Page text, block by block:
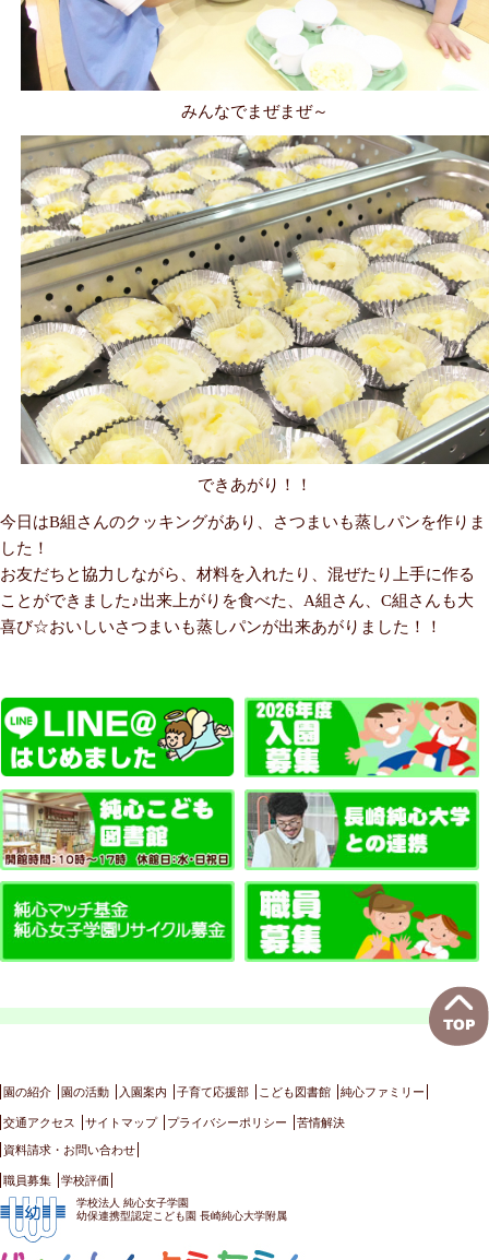
みんなでまぜまぜ～
できあがり！！
今日はB組さんのクッキングがあり、さつまいも蒸しパンを作りま
した！
お友だちと協力しながら、材料を入れたり、混ぜたり上手に作る
ことができました♪出来上がりを食べた、A組さん、C組さんも大
喜び☆おいしいさつまいも蒸しパンが出来あがりました！！
園の紹介 園の活動 入園案内 子育て応援部 こども図書館 純心ファミリー
交通アクセス サイトマップ プライバシーポリシー 苦情解決
資料請求・お問い合わせ
職員募集 学校評価
学校法人 純心女子学園
幼保連携型認定こども園 長崎純心大学附属